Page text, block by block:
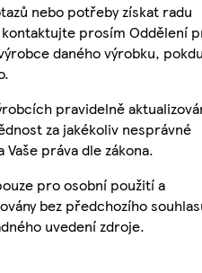
nebo potřeby získat radu
kontaktujte prosím Oddělení
daného výrobku,
pravidelně
za jakékoliv nesprávné
práva dle zákona.
pro osobní použití a
bez předchozího
uvedení zdroje.